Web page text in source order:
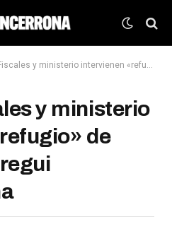
y ministerio intervienen «refugio» de Milagros Jáuregui #LaEncerrona
y ministerio
de